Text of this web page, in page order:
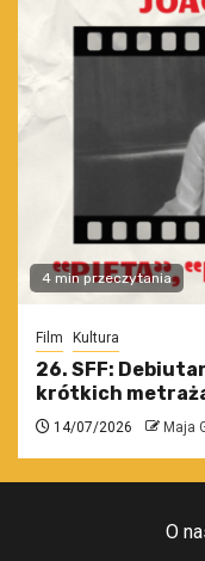
4 min przeczytania
Film Kultura
26. SFF:
krótkich
14/07/2026 Maja
O